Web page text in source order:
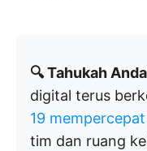
🔍 Tahukah
digital terus
19
tim dan ruang